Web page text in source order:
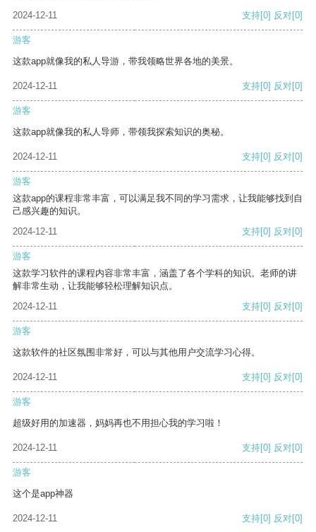
2024-12-11
支持[0] 反对[0]
游客
这款app就像我的私人导游，带我领略世界各地的美景。
2024-12-11 支持[0] 反对[0]
游客
这款app就像我的私人导师，带领我探索知识的奥秘。
2024-12-11 支持[0] 反对[0]
游客
这款app的课程非常丰富，可以满足我不同的学习需求，让我能够找到自
己感兴趣的知识。
2024-12-11
支持[0] 反对[0]
游客
这款学习软件的课程内容非常丰富，涵盖了各个学科的知识。老师的讲
解非常生动，让我能够轻松理解知识点。
2024-12-11
支持[0] 反对[0]
游客
这款软件的社区氛围非常好，可以与其他用户交流学习心得。
2024-12-11 支持[0] 反对[0]
游客
超级好用的加速器，妈妈再也不用担心我的学习啦！
2024-12-11 支持[0] 反对[0]
游客
这个是app神器
2024-12-11 支持[0] 反对[0]